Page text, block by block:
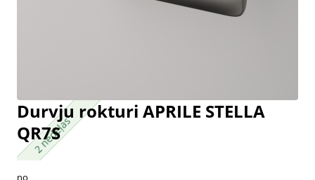
2 nedēļas
2 nedēļas
Durvju rokturi APRILE STELLA
QR7S
no